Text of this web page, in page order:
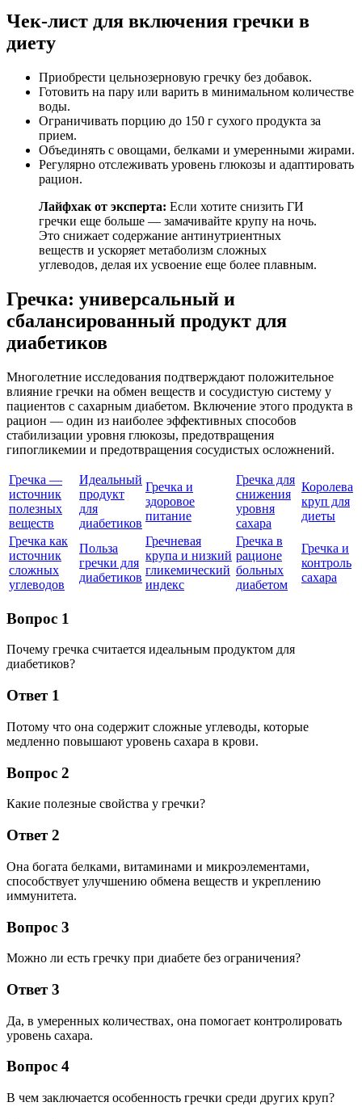
Чек-лист для включения гречки в
диету
Приобрести цельнозерновую гречку без добавок.
Готовить на пару или варить в минимальном количестве
воды.
Ограничивать порцию до 150 г сухого продукта за
прием.
Объединять с овощами, белками и умеренными жирами.
Регулярно отслеживать уровень глюкозы и адаптировать
рацион.
Лайфхак от эксперта: Если хотите снизить ГИ
гречки еще больше — замачивайте крупу на ночь.
Это снижает содержание антинутриентных
веществ и ускоряет метаболизм сложных
углеводов, делая их усвоение еще более плавным.
Гречка: универсальный и
сбалансированный продукт для
диабетиков
Многолетние исследования подтверждают положительное
влияние гречки на обмен веществ и сосудистую систему у
пациентов с сахарным диабетом. Включение этого продукта в
рацион — один из наиболее эффективных способов
стабилизации уровня глюкозы, предотвращения
гипогликемии и предотвращения сосудистых осложнений.
Гречка —
источник
полезных
веществ
Идеальный
продукт
для
диабетиков
Гречка и
здоровое
питание
Гречка для
снижения
уровня
сахара
Королева
круп для
диеты
Гречка как
источник
сложных
углеводов
Польза
гречки для
диабетиков
Гречневая
крупа и низкий
гликемический
индекс
Гречка в
рационе
больных
диабетом
Гречка и
контроль
сахара
Вопрос 1
Почему гречка считается идеальным продуктом для
диабетиков?
Ответ 1
Потому что она содержит сложные углеводы, которые
медленно повышают уровень сахара в крови.
Вопрос 2
Какие полезные свойства у гречки?
Ответ 2
Она богата белками, витаминами и микроэлементами,
способствует улучшению обмена веществ и укреплению
иммунитета.
Вопрос 3
Можно ли есть гречку при диабете без ограничения?
Ответ 3
Да, в умеренных количествах, она помогает контролировать
уровень сахара.
Вопрос 4
В чем заключается особенность гречки среди других круп?